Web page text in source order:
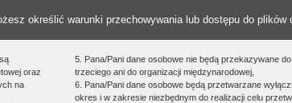
określić warunki przechowywania lub dostępu do plików
oraz
na
5. Pana/Pani dane osobowe nie będą przekazywane
trzeciego ani do organizacji międzynarodowej,
6. Pana/Pani dane osobowe będą przetwarzane
okres i w zakresie niezbędnym do realizacji celu